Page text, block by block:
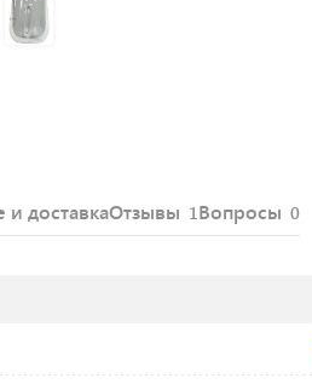
и доставкаОтзывы 1Вопросы 0